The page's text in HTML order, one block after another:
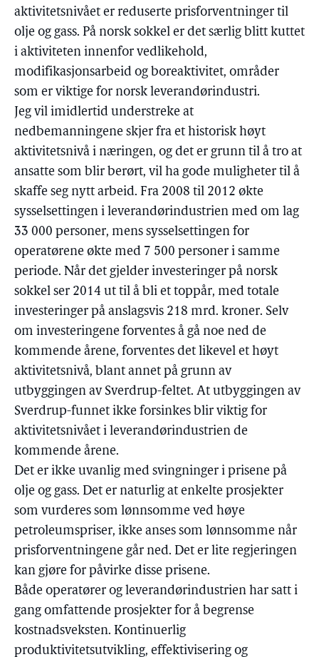
aktivitetsnivået er reduserte prisforventninger til
olje og gass. På norsk sokkel er det særlig blitt kuttet
i aktiviteten innenfor vedlikehold,
modifikasjonsarbeid og boreaktivitet, områder
som er viktige for norsk leverandørindustri.
Jeg vil imidlertid understreke at
nedbemanningene skjer fra et historisk høyt
aktivitetsnivå i næringen, og det er grunn til å tro at
ansatte som blir berørt, vil ha gode muligheter til å
skaffe seg nytt arbeid. Fra 2008 til 2012 økte
sysselsettingen i leverandørindustrien med om lag
33 000 personer, mens sysselsettingen for
operatørene økte med 7 500 personer i samme
periode. Når det gjelder investeringer på norsk
sokkel ser 2014 ut til å bli et toppår, med totale
investeringer på anslagsvis 218 mrd. kroner. Selv
om investeringene forventes å gå noe ned de
kommende årene, forventes det likevel et høyt
aktivitetsnivå, blant annet på grunn av
utbyggingen av Sverdrup-feltet. At utbyggingen av
Sverdrup-funnet ikke forsinkes blir viktig for
aktivitetsnivået i leverandørindustrien de
kommende årene.
Det er ikke uvanlig med svingninger i prisene på
olje og gass. Det er naturlig at enkelte prosjekter
som vurderes som lønnsomme ved høye
petroleumspriser, ikke anses som lønnsomme når
prisforventningene går ned. Det er lite regjeringen
kan gjøre for påvirke disse prisene.
Både operatører og leverandørindustrien har satt i
gang omfattende prosjekter for å begrense
kostnadsveksten. Kontinuerlig
produktivitetsutvikling, effektivisering og